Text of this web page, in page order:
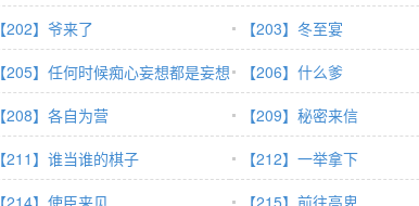
【202】爷来了
【203】冬至宴
【205】任何时候痴心妄想都是妄想
【206】什么爹
【208】各自为营
【209】秘密来信
【211】谁当谁的棋子
【212】一举拿下
【214】使臣来见
【215】前往高卑